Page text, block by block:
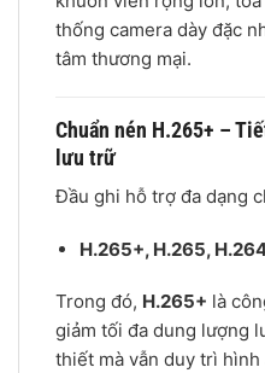
thống camera dày đặc
tâm thương mại.
Chuẩn nén H.265+ –
lưu trữ
Đầu ghi hỗ trợ đa dạng
H.265+, H.265,
Trong đó, H.265+ là
giảm tối đa dung lượng
thiết mà vẫn duy trì